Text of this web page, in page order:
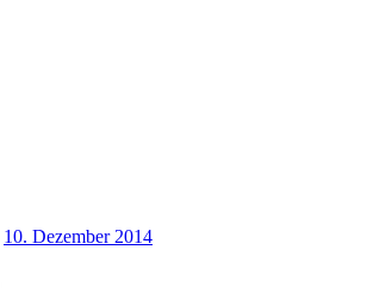
10. Dezember 2014